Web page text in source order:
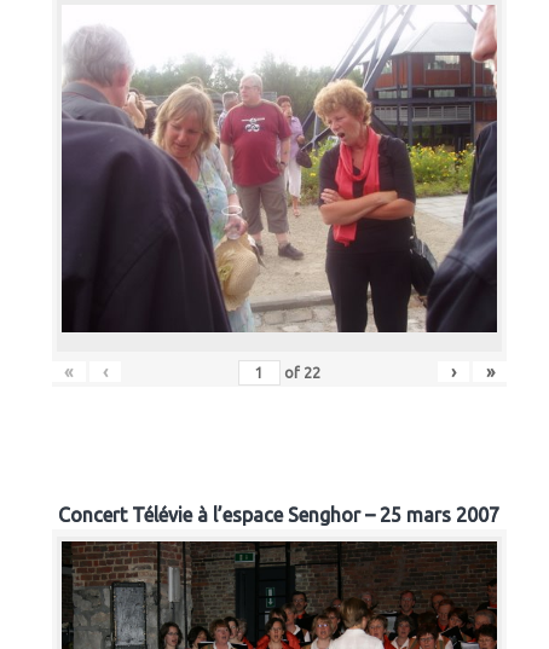
« ‹ of 22 › »
Concert Télévie à l’espace Senghor – 25 mars 2007